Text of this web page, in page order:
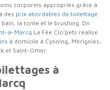
corporels appropriés grâce à
des prix abordables de toilettage
bain, la tonte et le brushing. Dn
à-Marcq La Fée Clo’pets réalise
à domicile à Cysoing, Mérignies,
et Saint-Omer.
à